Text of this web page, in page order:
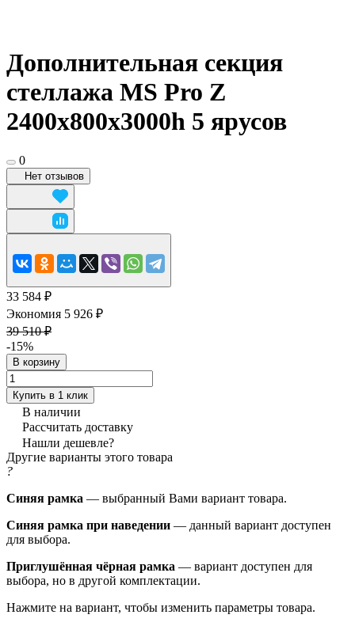
Дополнительная секция
стеллажа MS Pro Z
2400x800х3000h 5 ярусов
0
Нет отзывов
33 584 ₽
Экономия 5 926 ₽
39 510 ₽
-15%
В корзину
Купить в 1 клик
В наличии
Рассчитать доставку
Нашли дешевле?
Другие варианты этого товара
?
Синяя рамка — выбранный Вами вариант товара.
Синяя рамка при наведении — данный вариант доступен
для выбора.
Приглушённая чёрная рамка — вариант доступен для
выбора, но в другой комплектации.
Нажмите на вариант, чтобы изменить параметры товара.